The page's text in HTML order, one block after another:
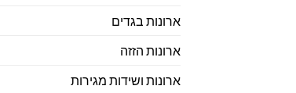
ארונות בגדים
ארונות הזזה
ארונות ושידות מגירות